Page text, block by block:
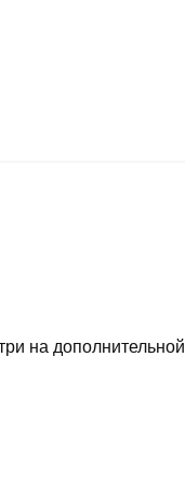
дополнительной